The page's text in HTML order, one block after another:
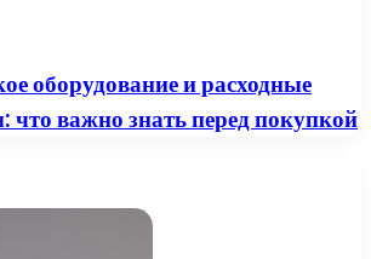
оборудование и расходные
что важно знать перед покупкой